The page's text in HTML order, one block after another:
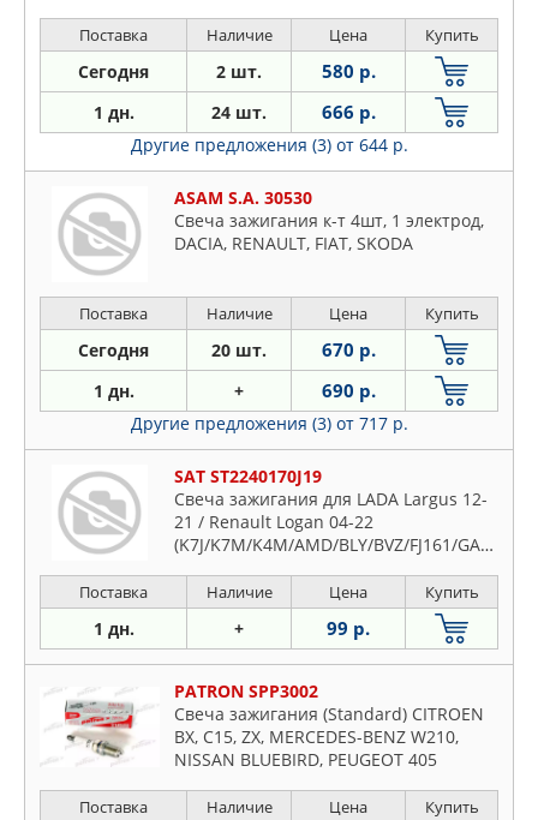
Поставка Наличие Цена Купить
Сегодня 2 шт. 580 р.
1 дн. 24 шт. 666 р.
Другие предложения (3) от 644 р.
ASAM S.A. 30530
Свеча зажигания к-т 4шт, 1 электрод,
DACIA, RENAULT, FIAT, SKODA
Поставка Наличие Цена Купить
Сегодня 20 шт. 670 р.
1 дн. + 690 р.
Другие предложения (3) от 717 р.
SAT ST2240170J19
Свеча зажигания для LADA Largus 12-
21 / Renault Logan 04-22
(K7J/K7M/K4M/AMD/BLY/BVZ/FJ161/GA14DE/GA16DE
Поставка Наличие Цена Купить
1 дн. + 99 р.
PATRON SPP3002
Свеча зажигания (Standard) CITROEN
BX, C15, ZX, MERCEDES-BENZ W210,
NISSAN BLUEBIRD, PEUGEOT 405
Поставка Наличие Цена Купить